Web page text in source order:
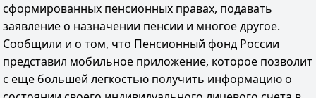
сформированных пенсионных правах, подавать
заявление о назначении пенсии и многое другое.
Сообщили и о том, что Пенсионный фонд России
представил мобильное приложение, которое позволит
с еще большей легкостью получить информацию о